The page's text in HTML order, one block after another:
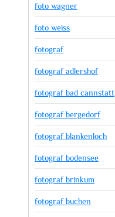
foto wagner
foto weiss
fotograf
fotograf adlershof
fotograf bad cannstatt
fotograf bergedorf
fotograf blankenloch
fotograf bodensee
fotograf brinkum
fotograf buchen